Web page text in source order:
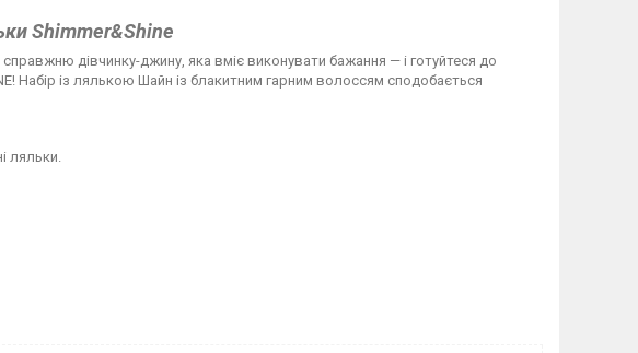
Shimmer&Shine
дівчинку-джину, яка вміє виконувати бажання — і готуйтеся до
Набір із лялькою Шайн із блакитним гарним волоссям сподобається
ляльки.